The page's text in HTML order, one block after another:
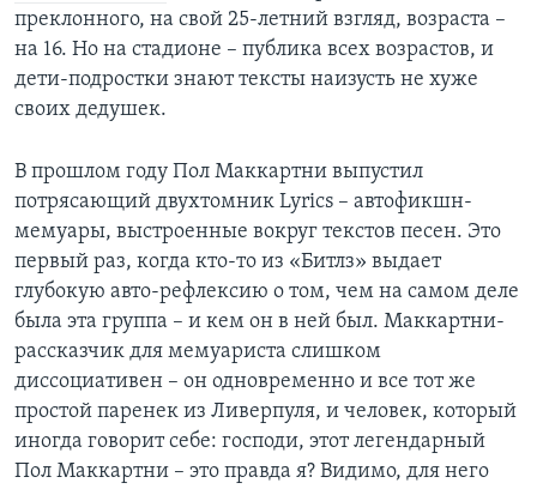
преклонного, на свой 25-летний взгляд, возраста –
на 16. Но на стадионе – публика всех возрастов, и
дети-подростки знают тексты наизусть не хуже
своих дедушек.
В прошлом году Пол Маккартни выпустил
потрясающий двухтомник Lyrics – автофикшн-
мемуары, выстроенные вокруг текстов песен. Это
первый раз, когда кто-то из «Битлз» выдает
глубокую авто-рефлексию о том, чем на самом деле
была эта группа – и кем он в ней был. Маккартни-
рассказчик для мемуариста слишком
диссоциативен – он одновременно и все тот же
простой паренек из Ливерпуля, и человек, который
иногда говорит себе: господи, этот легендарный
Пол Маккартни – это правда я? Видимо, для него